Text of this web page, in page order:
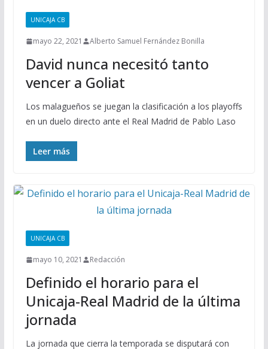
UNICAJA CB
mayo 22, 2021 Alberto Samuel Fernández Bonilla
David nunca necesitó tanto
vencer a Goliat
Los malagueños se juegan la clasificación a los playoffs
en un duelo directo ante el Real Madrid de Pablo Laso
Leer más
UNICAJA CB
mayo 10, 2021 Redacción
Definido el horario para el
Unicaja-Real Madrid de la última
jornada
La jornada que cierra la temporada se disputará con